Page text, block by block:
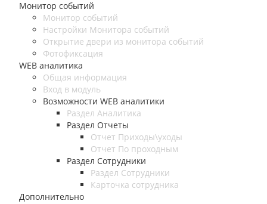
Монитор событий
Монитор событий
Настройки Монитора событий
Открытие двери из монитора событий
Фотофиксация
WEB аналитика
Общая информация
Вход в модуль
Возможности WEB аналитики
Раздел Аналитика
Раздел Отчеты
Отчет Приходы\уходы
Отчет По проходным
Раздел Сотрудники
Раздел Сотрудники
Карточка сотрудника
Дополнительно